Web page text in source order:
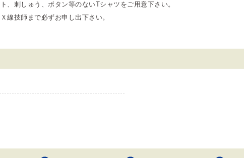
、刺しゅう、ボタン等のないTシャツをご用意下さい。
線技師まで必ずお申し出下さい。